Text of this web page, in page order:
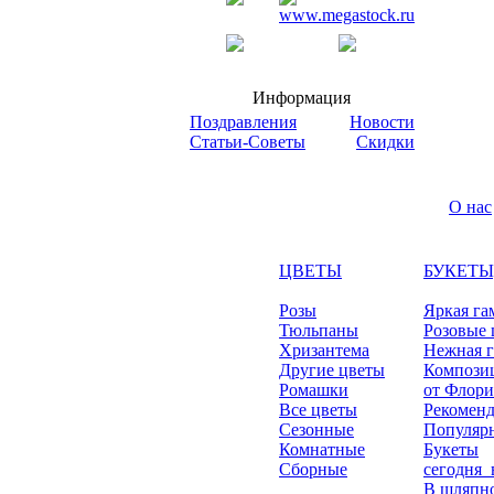
Информация
Поздравления
Статьи-Советы
Новости
Скидки
О нас
ЦВЕТЫ
Розы
Тюльпаны
Хризантема
Другие цветы
Ромашки
Все цветы
Сезонные
Комнатные
Сборные
Яркая
Розовые
Нежная
от
Букеты
В